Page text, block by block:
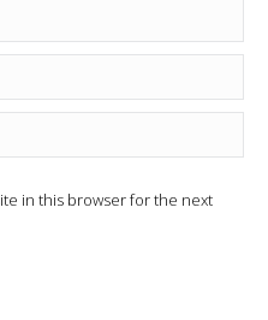
in this browser for the next